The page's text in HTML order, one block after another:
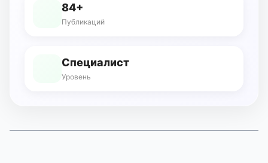
84+
Публикаций
Специалист
Уровень